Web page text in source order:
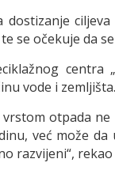
dostizanje
se očekuje da
vode i zemljišta.
otpada
već može
razvijeni“, rekao